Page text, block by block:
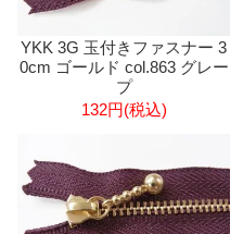
YKK 3G 玉付きファスナー 3
0cm ゴールド col.863 グレー
プ
132円(税込)